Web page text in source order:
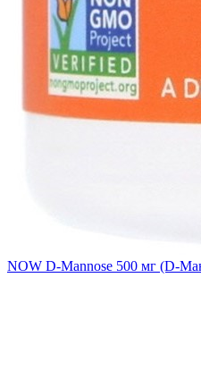
NOW D-Mannose 500 мг (D-